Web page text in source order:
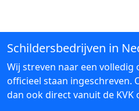
Schildersbedrijven in
Wij streven naar een volledig
officieel staan ingeschreven.
dan ook direct vanuit de KVK